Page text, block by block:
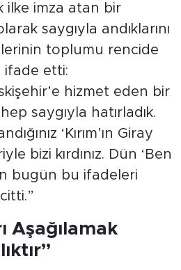
ilke imza atan bir
saygıyla andıklarını
toplumu rencide
ifade etti:
hizmet eden bir
saygıyla hatırladık.
‘Kırım’ın Giray
bizi kırdınız. Dün ‘Ben
bugün bu ifadeleri
Aşağılamak